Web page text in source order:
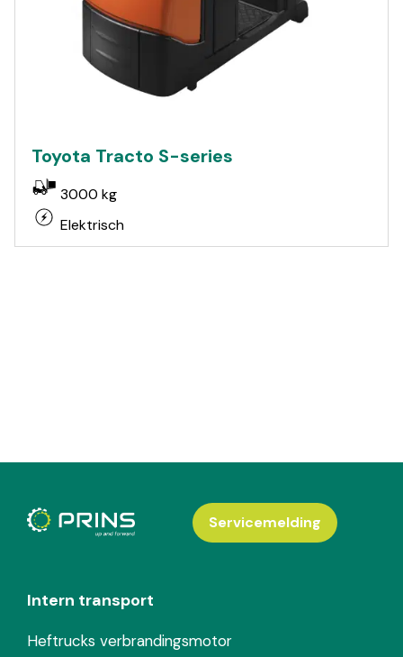
Toyota Tracto S-series
3000 kg
Elektrisch
Intern transport
Heftrucks verbrandingsmotor
Servicemelding